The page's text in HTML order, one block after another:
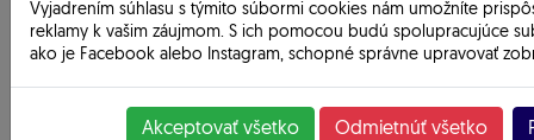
Podvojné účtovníctvo
Sklady a predaj
-
Vyjadrením súhlasu s týmito súbormi cookies nám umožníte
reklamy k vašim záujmom. S ich pomocou budú spolupracujúce
ako je Facebook alebo Instagram, schopné správne upravovať
Akceptovať všetko Odmietnúť všetko